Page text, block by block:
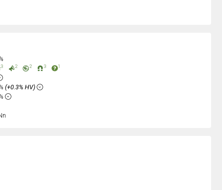
3 2 2 3 1
(+0.3% HV)